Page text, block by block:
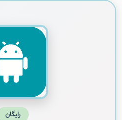
رایگان